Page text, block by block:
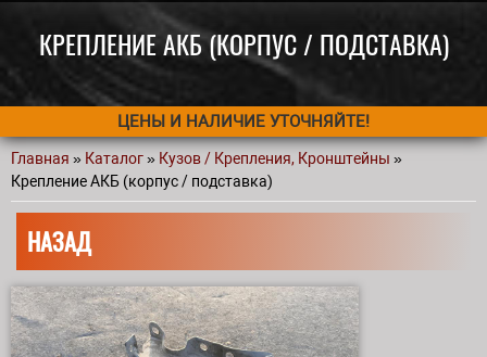
КРЕПЛЕНИЕ АКБ (КОРПУС / ПОДСТАВКА)
ЦЕНЫ И НАЛИЧИЕ УТОЧНЯЙТЕ!
Вы здесь
Главная » Каталог» Кузов / Крепления, Кронштейны »
Крепление АКБ (корпус / подставка)
НАЗАД